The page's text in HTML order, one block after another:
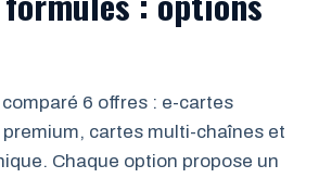
comparé 6 offres : e-cartes
cartes multi-chaînes et
Chaque option propose un